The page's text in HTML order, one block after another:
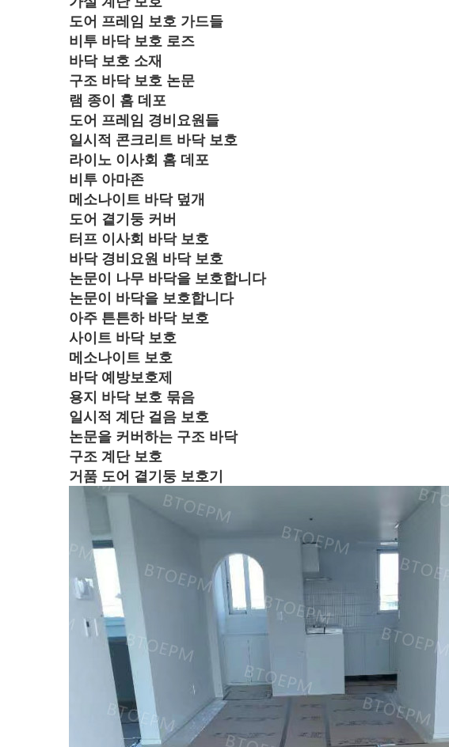
도어 프레임 보호 가드들
비투 바닥 보호 로즈
바닥 보호 소재
구조 바닥 보호 논문
램 종이 홈 데포
도어 프레임 경비요원들
일시적 콘크리트 바닥 보호
라이노 이사회 홈 데포
비투 아마존
메소나이트 바닥 덮개
도어 곁기둥 커버
터프 이사회 바닥 보호
바닥 경비요원 바닥 보호
논문이 나무 바닥을 보호합니다
논문이 바닥을 보호합니다
아주 튼튼하 바닥 보호
사이트 바닥 보호
메소나이트 보호
바닥 예방보호제
용지 바닥 보호 묶음
일시적 계단 걸음 보호
논문을 커버하는 구조 바닥
구조 계단 보호
거품 도어 곁기둥 보호기